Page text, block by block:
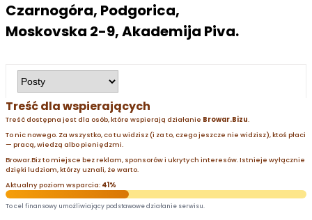
Czarnogóra, Podgorica,
Moskovska 2-9, Akademija Piva.
Treść dla wspierających
Treść dostępna jest dla osób, które wspierają działanie Browar.Bizu.
To nic nowego. Za wszystko, co tu widzisz (i za to, czego jeszcze nie widzisz), ktoś płaci
— pracą, wiedzą albo pieniędzmi.
Browar.Biz to miejsce bez reklam, sponsorów i ukrytych interesów. Istnieje wyłącznie
dzięki ludziom, którzy uznali, że warto.
Aktualny poziom wsparcia: 41%
To cel finansowy umożliwiający podstawowe działanie serwisu.